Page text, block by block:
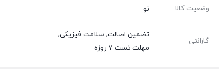
وضعیت کالا نو
گارانتی
تضمین اصالت, سلامت فیزیکی,
مهلت تست 7 روزه